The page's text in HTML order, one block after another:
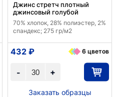
Джинс стретч плотный
джинсовый голубой
70% хлопок, 28% полиэстер, 2%
спандекс; 275 гр/м2
+
-
432 ₽ 6 цветов
Заказать образцы